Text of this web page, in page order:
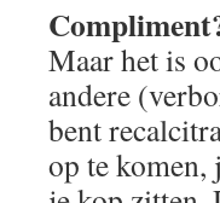
Maar het is
andere
bent
op te komen,